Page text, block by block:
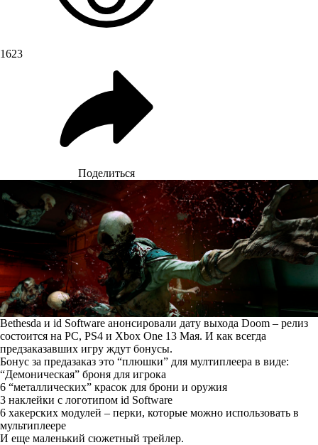
1623
Поделиться
Bethesda и id Software анонсировали дату выхода Doom – релиз
состоится на PC, PS4 и Xbox One 13 Мая. И как всегда
предзаказавших игру ждут бонусы.
Бонус за предазаказ это “плюшки” для мултиплеера в виде:
“Демоническая” броня для игрока
6 “металлических” красок для брони и оружия
3 наклейки с логотипом id Software
6 хакерских модулей – перки, которые можно использовать в
мультиплеере
И еще маленький сюжетный трейлер.